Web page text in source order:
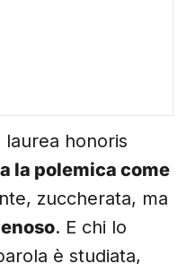
laurea honoris
la polemica come
zuccherata, ma
. E chi lo
è studiata,